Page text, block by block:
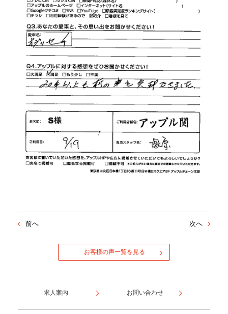
前へ 次へ
お客様の声一覧を見る
求人案内 お問い合わせ